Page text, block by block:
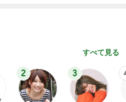
すべて見る
2 3